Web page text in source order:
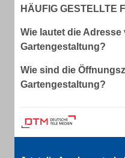
HÄUFIG GESTELLTE
Wie lautet die Adresse
Gartengestaltung?
Wie sind die
Gartengestaltung?